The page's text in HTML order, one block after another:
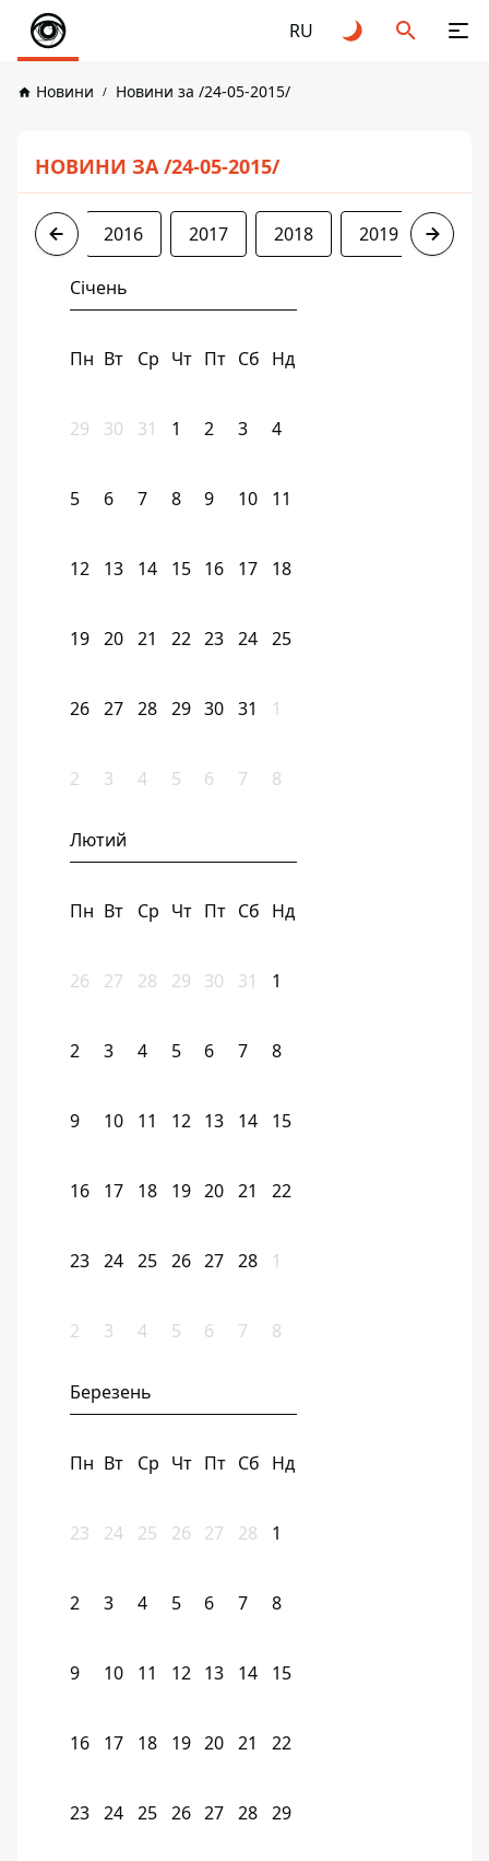
RU
Новини Новини за /24-05-2015/
НОВИНИ ЗА /24-05-2015/
2015 2016 2017 2018 2019 2020
Січень
Пн Вт Ср Чт Пт Сб Нд
29 30 31 1 2 3 4
5 6 7 8 9 10 11
12 13 14 15 16 17 18
19 20 21 22 23 24 25
26 27 28 29 30 31 1
2 3 4 5 6 7 8
Лютий
Пн Вт Ср Чт Пт Сб Нд
26 27 28 29 30 31 1
2 3 4 5 6 7 8
9 10 11 12 13 14 15
16 17 18 19 20 21 22
23 24 25 26 27 28 1
2 3 4 5 6 7 8
Березень
Пн Вт Ср Чт Пт Сб Нд
23 24 25 26 27 28 1
2 3 4 5 6 7 8
9 10 11 12 13 14 15
16 17 18 19 20 21 22
23 24 25 26 27 28 29